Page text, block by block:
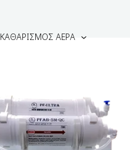
ΚΑΘΑΡΙΣΜΟΣ ΑΕΡΑ